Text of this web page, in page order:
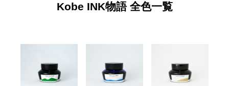
Kobe INK物語 全色一覧